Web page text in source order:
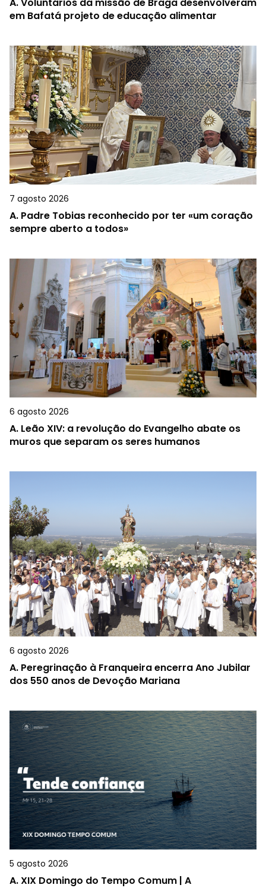
A.Voluntários da missão de Braga desenvolveram
em Bafatá projeto de educação alimentar
7 agosto 2026
A. Padre Tobias reconhecido por ter «um coração
sempre aberto a todos»
6 agosto 2026
A. Leão XIV: a revolução do Evangelho abate os
muros que separam os seres humanos
6 agosto 2026
A. Peregrinação à Franqueira encerra Ano Jubilar
dos 550 anos de Devoção Mariana
5 agosto 2026
A.XIX Domingo do Tempo Comum | A